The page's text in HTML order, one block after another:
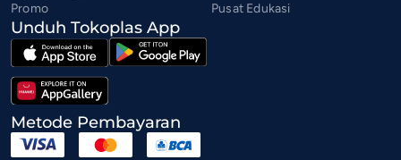
Promo
Pusat Edukasi
Unduh Tokoplas App
Metode Pembayaran